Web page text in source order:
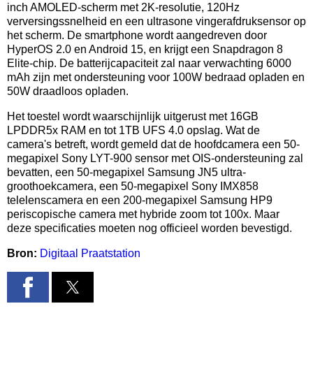
inch AMOLED-scherm met 2K-resolutie, 120Hz
verversingssnelheid en een ultrasone vingerafdruksensor op
het scherm. De smartphone wordt aangedreven door
HyperOS 2.0 en Android 15, en krijgt een Snapdragon 8
Elite-chip. De batterijcapaciteit zal naar verwachting 6000
mAh zijn met ondersteuning voor 100W bedraad opladen en
50W draadloos opladen.
Het toestel wordt waarschijnlijk uitgerust met 16GB
LPDDR5x RAM en tot 1TB UFS 4.0 opslag. Wat de
camera's betreft, wordt gemeld dat de hoofdcamera een 50-
megapixel Sony LYT-900 sensor met OIS-ondersteuning zal
bevatten, een 50-megapixel Samsung JN5 ultra-
groothoekcamera, een 50-megapixel Sony IMX858
telelenscamera en een 200-megapixel Samsung HP9
periscopische camera met hybride zoom tot 100x. Maar
deze specificaties moeten nog officieel worden bevestigd.
Bron: Digitaal Praatstation